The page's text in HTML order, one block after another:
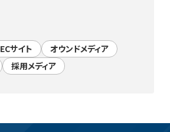
ECサイト
オウンドメディア
採用メディア